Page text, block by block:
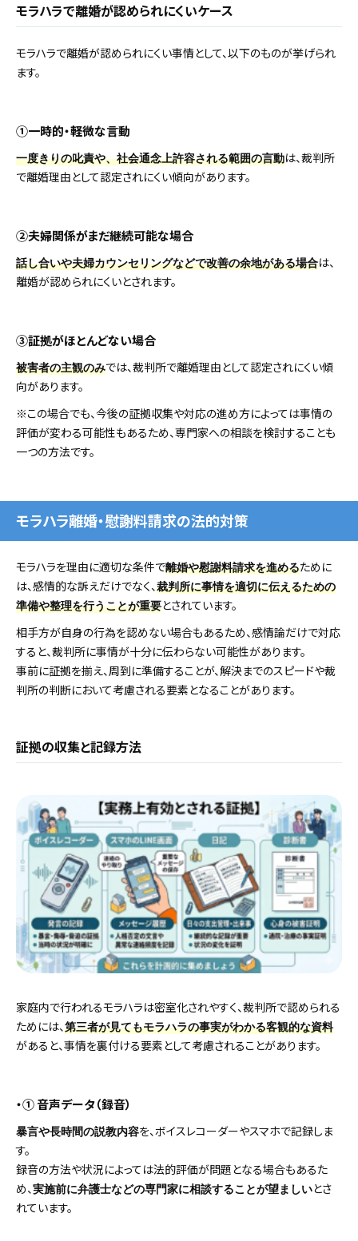
モラハラで離婚が認められにくいケース
モラハラで離婚が認められにくい事情として、以下のものが挙げられ
ます。
①一時的・軽微な言動
一度きりの叱責や、社会通念上許容される範囲の言動は、裁判所
で離婚理由として認定されにくい傾向があります。
②夫婦関係がまだ継続可能な場合
話し合いや夫婦カウンセリングなどで改善の余地がある場合は、
離婚が認められにくいとされます。
③証拠がほとんどない場合
被害者の主観のみでは、裁判所で離婚理由として認定されにくい傾
向があります。
※この場合でも、今後の証拠収集や対応の進め方によっては事情の
評価が変わる可能性もあるため、専門家への相談を検討することも
一つの方法です。
モラハラ離婚・慰謝料請求の法的対策
モラハラを理由に適切な条件で離婚や慰謝料請求を進めるために
は、感情的な訴えだけでなく、裁判所に事情を適切に伝えるための
準備や整理を行うことが重要とされています。
相手方が自身の行為を認めない場合もあるため、感情論だけで対応
すると、裁判所に事情が十分に伝わらない可能性があります。
事前に証拠を揃え、周到に準備することが、解決までのスピードや裁
判所の判断において考慮される要素となることがあります。
証拠の収集と記録方法
家庭内で行われるモラハラは密室化されやすく、裁判所で認められる
ためには、第三者が見てもモラハラの事実がわかる客観的な資料
があると、事情を裏付ける要素として考慮されることがあります。
・① 音声データ（録音）
暴言や長時間の説教内容を、ボイスレコーダーやスマホで記録しま
す。
録音の方法や状況によっては法的評価が問題となる場合もあるた
め、実施前に弁護士などの専門家に相談することが望ましいとさ
れています。